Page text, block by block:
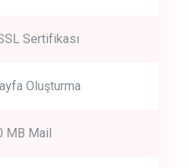
free trial no credit card
Sertifikası
Oluşturma
MB Mail